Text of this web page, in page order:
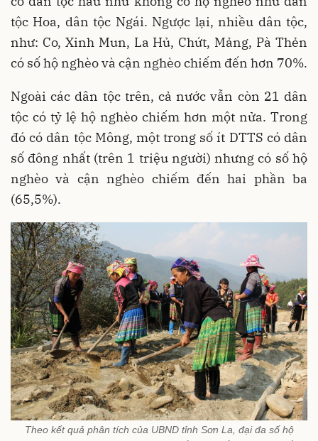
tộc Hoa, dân tộc Ngái. Ngược lại, nhiều dân tộc,
như: Co, Xinh Mun, La Hủ, Chứt, Mảng, Pà Thẻn
có số hộ nghèo và cận nghèo chiếm đến hơn 70%.
Ngoài các dân tộc trên, cả nước vẫn còn 21 dân
tộc có tỷ lệ hộ nghèo chiếm hơn một nửa. Trong
đó có dân tộc Mông, một trong số ít DTTS có dân
số đông nhất (trên 1 triệu người) nhưng có số hộ
nghèo và cận nghèo chiếm đến hai phần ba
(65,5%).
Theo kết quả phân tích của UBND tỉnh Sơn La, đại đa số hộ